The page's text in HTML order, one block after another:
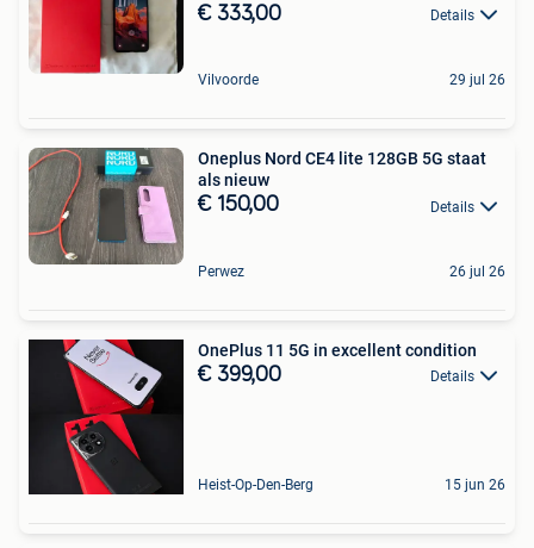
€ 333,00 Details
Vilvoorde 29 jul 26
Oneplus Nord CE4 lite 128GB 5G staat
als nieuw
€ 150,00 Details
Perwez 26 jul 26
OnePlus 11 5G in excellent condition
€ 399,00 Details
Heist-Op-Den-Berg 15 jun 26